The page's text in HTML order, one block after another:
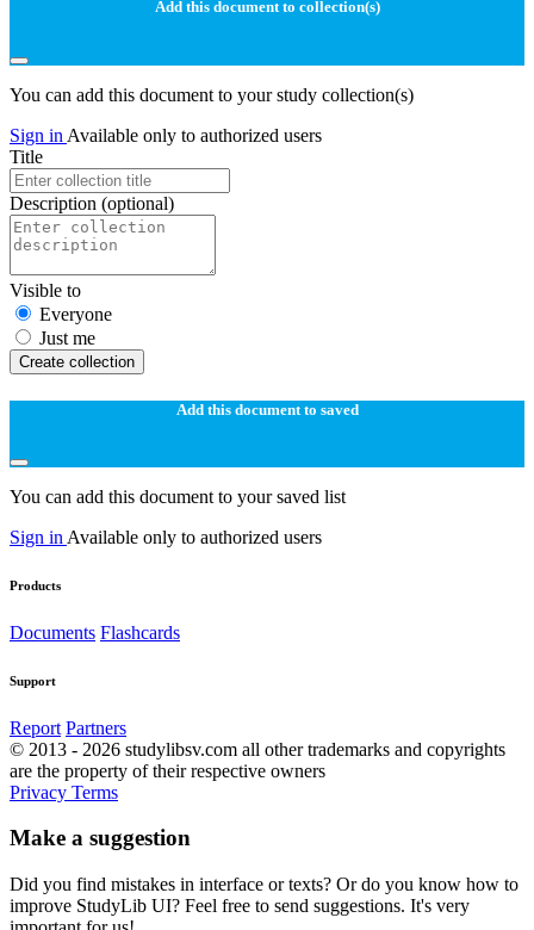
Add this document to collection(s)
You can add this document to your study collection(s)
Sign in Available only to authorized users
Title
Description (optional)
Visible to
Everyone
Just me
Create collection
Add this document to saved
You can add this document to your saved list
Sign in Available only to authorized users
Products
Documents Flashcards
Support
Report Partners
© 2013 - 2026 studylibsv.com all other trademarks and copyrights
are the property of their respective owners
Privacy Terms
Make a suggestion
Did you find mistakes in interface or texts? Or do you know how to
improve StudyLib UI? Feel free to send suggestions. It's very